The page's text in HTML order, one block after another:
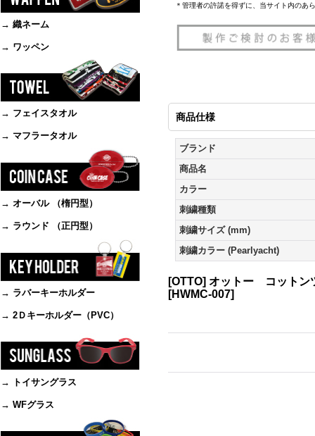
→ 織ネーム
→ ワッペン
→ フェイスタオル
→ マフラータオル
→ オーバル （楕円型）
→ ラウンド （正円型）
→ ラバーキーホルダー
→ 2Ｄキーホルダー（PVC）
→ トイサングラス
→ WFグラス
＊管理者の許諾を得ずに、当サイト内のあ
商品仕様
ブランド
商品名
カラー
刺繍種類
刺繍サイズ (mm)
刺繍カラー (Pearlyacht)
[OTTO] オットー コット
[HWMC-007]